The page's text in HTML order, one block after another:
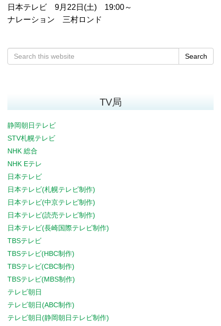
日本テレビ 9月22日(土) 19:00～
ナレーション 三村ロンド
Search
TV局
静岡朝日テレビ
STV札幌テレビ
NHK 総合
NHK Eテレ
日本テレビ
日本テレビ(札幌テレビ制作)
日本テレビ(中京テレビ制作)
日本テレビ(読売テレビ制作)
日本テレビ(長崎国際テレビ制作)
TBSテレビ
TBSテレビ(HBC制作)
TBSテレビ(CBC制作)
TBSテレビ(MBS制作)
テレビ朝日
テレビ朝日(ABC制作)
テレビ朝日(静岡朝日テレビ制作)